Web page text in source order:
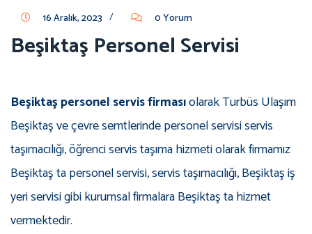
16 Aralık, 2023 / 0 Yorum
Beşiktaş Personel Servisi
Beşiktaş personel servis firmasıolarak Turbüs Ulaşım
Beşiktaş ve çevre semtlerinde personel servisi servis
taşımacılığı, öğrenci servis taşıma hizmeti olarak firmamız
Beşiktaş ta personel servisi, servis taşımacılığı, Beşiktaş iş
yeri servisi gibi kurumsal firmalara Beşiktaş ta hizmet
vermektedir.